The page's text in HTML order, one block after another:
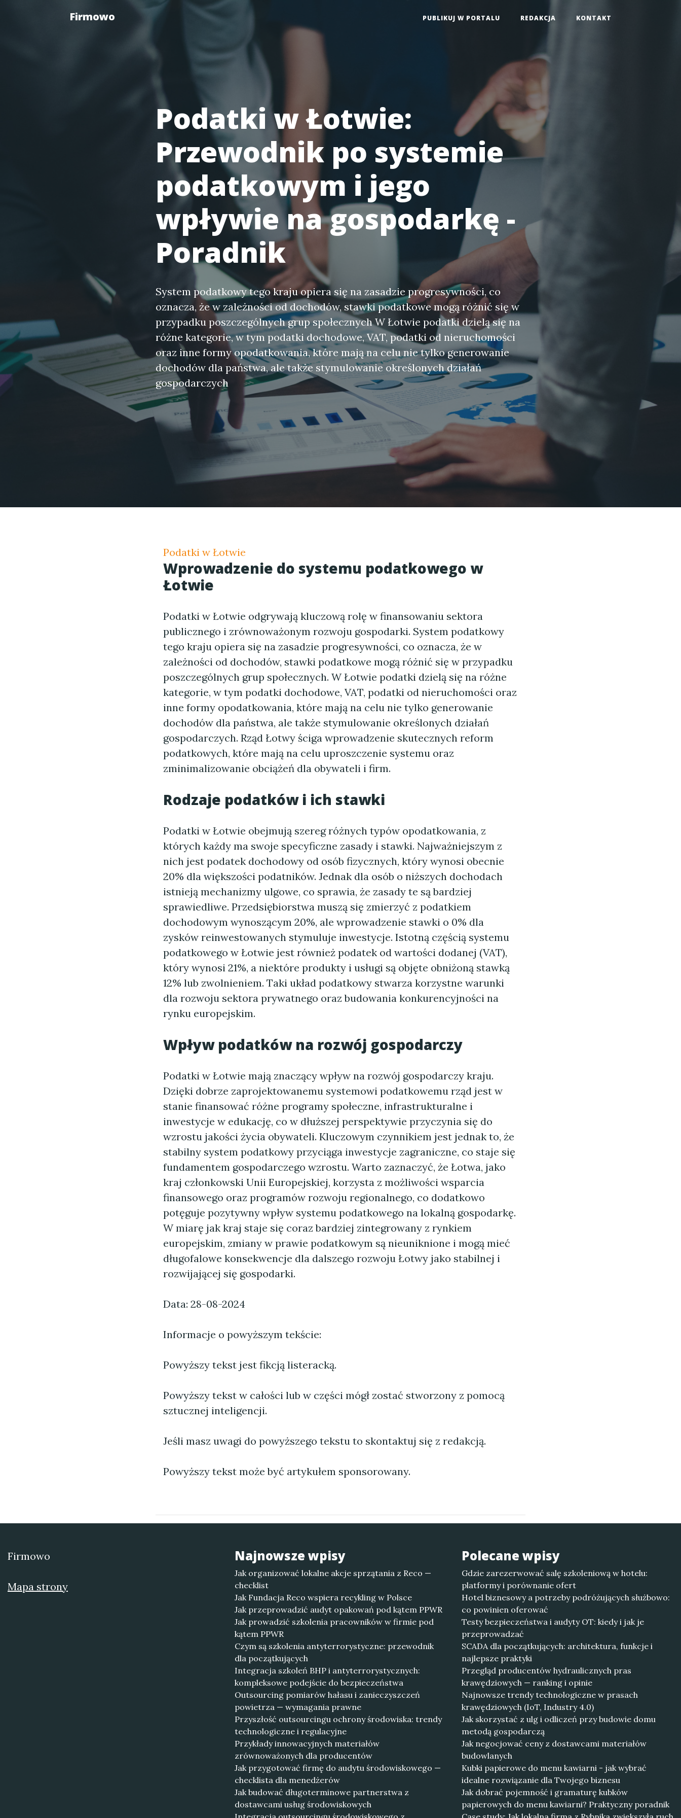
Firmowo PUBLIKUJ W PORTALU REDAKCJA KONTAKT
Podatki w Łotwie:
Przewodnik po systemie
podatkowym i jego
wpływie na gospodarkę -
Poradnik
System podatkowy tego kraju opiera się na zasadzie progresywności, co
oznacza, że w zależności od dochodów, stawki podatkowe mogą różnić się w
przypadku poszczególnych grup społecznych W Łotwie podatki dzielą się na
różne kategorie, w tym podatki dochodowe, VAT, podatki od nieruchomości
oraz inne formy opodatkowania, które mają na celu nie tylko generowanie
dochodów dla państwa, ale także stymulowanie określonych działań
gospodarczych
Podatki w Łotwie
Wprowadzenie do systemu podatkowego w
Łotwie
Podatki w Łotwie odgrywają kluczową rolę w finansowaniu sektora
publicznego i zrównoważonym rozwoju gospodarki. System podatkowy
tego kraju opiera się na zasadzie progresywności, co oznacza, że w
zależności od dochodów, stawki podatkowe mogą różnić się w przypadku
poszczególnych grup społecznych. W Łotwie podatki dzielą się na różne
kategorie, w tym podatki dochodowe, VAT, podatki od nieruchomości oraz
inne formy opodatkowania, które mają na celu nie tylko generowanie
dochodów dla państwa, ale także stymulowanie określonych działań
gospodarczych. Rząd Łotwy ściga wprowadzenie skutecznych reform
podatkowych, które mają na celu uproszczenie systemu oraz
zminimalizowanie obciążeń dla obywateli i firm.
Rodzaje podatków i ich stawki
Podatki w Łotwie obejmują szereg różnych typów opodatkowania, z
których każdy ma swoje specyficzne zasady i stawki. Najważniejszym z
nich jest podatek dochodowy od osób fizycznych, który wynosi obecnie
20% dla większości podatników. Jednak dla osób o niższych dochodach
istnieją mechanizmy ulgowe, co sprawia, że zasady te są bardziej
sprawiedliwe. Przedsiębiorstwa muszą się zmierzyć z podatkiem
dochodowym wynoszącym 20%, ale wprowadzenie stawki o 0% dla
zysków reinwestowanych stymuluje inwestycje. Istotną częścią systemu
podatkowego w Łotwie jest również podatek od wartości dodanej (VAT),
który wynosi 21%, a niektóre produkty i usługi są objęte obniżoną stawką
12% lub zwolnieniem. Taki układ podatkowy stwarza korzystne warunki
dla rozwoju sektora prywatnego oraz budowania konkurencyjności na
rynku europejskim.
Wpływ podatków na rozwój gospodarczy
Podatki w Łotwie mają znaczący wpływ na rozwój gospodarczy kraju.
Dzięki dobrze zaprojektowanemu systemowi podatkowemu rząd jest w
stanie finansować różne programy społeczne, infrastrukturalne i
inwestycje w edukację, co w dłuższej perspektywie przyczynia się do
wzrostu jakości życia obywateli. Kluczowym czynnikiem jest jednak to, że
stabilny system podatkowy przyciąga inwestycje zagraniczne, co staje się
fundamentem gospodarczego wzrostu. Warto zaznaczyć, że Łotwa, jako
kraj członkowski Unii Europejskiej, korzysta z możliwości wsparcia
finansowego oraz programów rozwoju regionalnego, co dodatkowo
potęguje pozytywny wpływ systemu podatkowego na lokalną gospodarkę.
W miarę jak kraj staje się coraz bardziej zintegrowany z rynkiem
europejskim, zmiany w prawie podatkowym są nieuniknione i mogą mieć
długofalowe konsekwencje dla dalszego rozwoju Łotwy jako stabilnej i
rozwijającej się gospodarki.
Data: 28-08-2024
Informacje o powyższym tekście:
Powyższy tekst jest fikcją listeracką.
Powyższy tekst w całości lub w części mógł zostać stworzony z pomocą
sztucznej inteligencji.
Jeśli masz uwagi do powyższego tekstu to skontaktuj się z redakcją.
Powyższy tekst może być artykułem sponsorowany.
Firmowo
Mapa strony
Najnowsze wpisy
Jak organizować lokalne akcje sprzątania z Reco —
checklist
Jak Fundacja Reco wspiera recykling w Polsce
Jak przeprowadzić audyt opakowań pod kątem PPWR
Jak prowadzić szkolenia pracowników w firmie pod
kątem PPWR
Czym są szkolenia antyterrorystyczne: przewodnik
dla początkujących
Integracja szkoleń BHP i antyterrorystycznych:
kompleksowe podejście do bezpieczeństwa
Outsourcing pomiarów hałasu i zanieczyszczeń
powietrza — wymagania prawne
Przyszłość outsourcingu ochrony środowiska: trendy
technologiczne i regulacyjne
Przykłady innowacyjnych materiałów
zrównoważonych dla producentów
Jak przygotować firmę do audytu środowiskowego —
checklista dla menedżerów
Jak budować długoterminowe partnerstwa z
dostawcami usług środowiskowych
Polecane wpisy
Gdzie zarezerwować salę szkoleniową w hotelu:
platformy i porównanie ofert
Hotel biznesowy a potrzeby podróżujących służbowo:
co powinien oferować
Testy bezpieczeństwa i audyty OT: kiedy i jak je
przeprowadzać
SCADA dla początkujących: architektura, funkcje i
najlepsze praktyki
Przegląd producentów hydraulicznych pras
krawędziowych — ranking i opinie
Najnowsze trendy technologiczne w prasach
krawędziowych (IoT, Industry 4.0)
Jak skorzystać z ulg i odliczeń przy budowie domu
metodą gospodarczą
Jak negocjować ceny z dostawcami materiałów
budowlanych
Kubki papierowe do menu kawiarni - jak wybrać
idealne rozwiązanie dla Twojego biznesu
Jak dobrać pojemność i gramaturę kubków
papierowych do menu kawiarni? Praktyczny poradnik